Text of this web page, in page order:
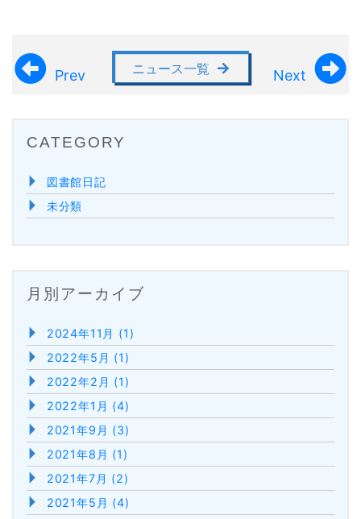
Prev ニュース一覧 Next
CATEGORY
図書館日記
未分類
月別アーカイブ
2024年11月 (1)
2022年5月 (1)
2022年2月 (1)
2022年1月 (4)
2021年9月 (3)
2021年8月 (1)
2021年7月 (2)
2021年5月 (4)